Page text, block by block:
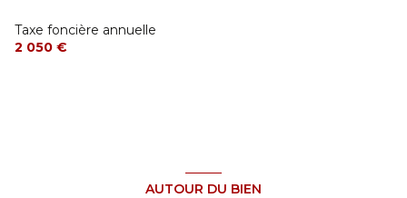
Taxe foncière annuelle
2 050 €
AUTOUR DU BIEN